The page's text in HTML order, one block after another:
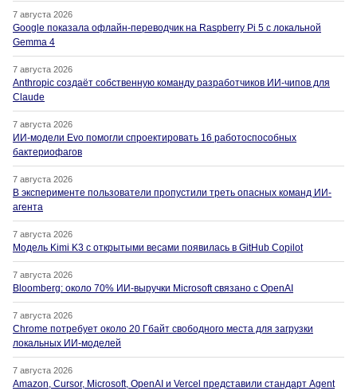
7 августа 2026
Google показала офлайн-переводчик на Raspberry Pi 5 с локальной
Gemma 4
7 августа 2026
Anthropic создаёт собственную команду разработчиков ИИ-чипов для
Claude
7 августа 2026
ИИ-модели Evo помогли спроектировать 16 работоспособных
бактериофагов
7 августа 2026
В эксперименте пользователи пропустили треть опасных команд ИИ-
агента
7 августа 2026
Модель Kimi K3 с открытыми весами появилась в GitHub Copilot
7 августа 2026
Bloomberg: около 70% ИИ-выручки Microsoft связано с OpenAI
7 августа 2026
Chrome потребует около 20 Гбайт свободного места для загрузки
локальных ИИ-моделей
7 августа 2026
Amazon, Cursor, Microsoft, OpenAI и Vercel представили стандарт Agent